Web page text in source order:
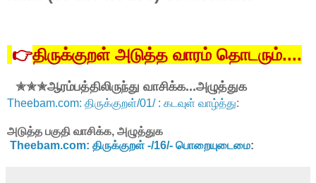
👉திருக்குறள் அடுத்த வாரம் தொடரும்....
✬✬✬ஆரம்பத்திலிருந்து வாசிக்க...அழுத்துக
Theebam.com: திருக்குறள்/01/ : கடவுள் வாழ்த்து:
அடுத்த பகுதி வாசிக்க, அழுத்துக
Theebam.com: திருக்குறள் -/16/- பொறையுடைமை: